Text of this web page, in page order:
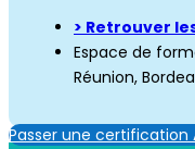
> Retrouver
Espace de
Réunion,
Passer une certification